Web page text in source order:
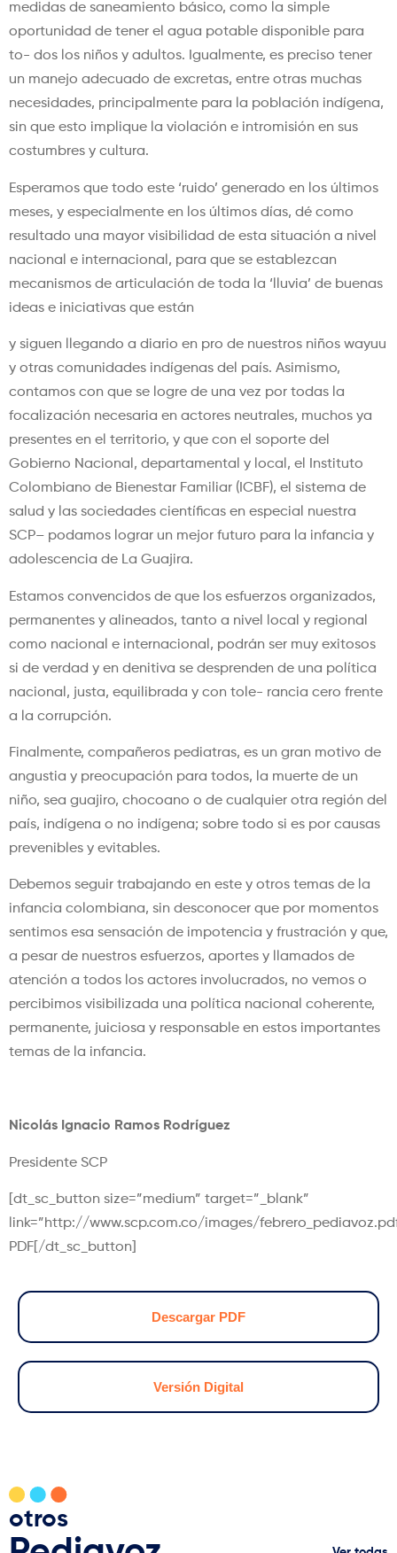
medidas de saneamiento básico, como la simple
oportunidad de tener el agua potable disponible para
to- dos los niños y adultos. Igualmente, es preciso tener
un manejo adecuado de excretas, entre otras muchas
necesidades, principalmente para la población indígena,
sin que esto implique la violación e intromisión en sus
costumbres y cultura.
Esperamos que todo este ‘ruido’ generado en los últimos
meses, y especialmente en los últimos días, dé como
resultado una mayor visibilidad de esta situación a nivel
nacional e internacional, para que se establezcan
mecanismos de articulación de toda la ‘lluvia’ de buenas
ideas e iniciativas que están
y siguen llegando a diario en pro de nuestros niños wayuu
y otras comunidades indígenas del país. Asimismo,
contamos con que se logre de una vez por todas la
focalización necesaria en actores neutrales, muchos ya
presentes en el territorio, y que con el soporte del
Gobierno Nacional, departamental y local, el Instituto
Colombiano de Bienestar Familiar (ICBF), el sistema de
salud y las sociedades científicas en especial nuestra
SCP– podamos lograr un mejor futuro para la infancia y
adolescencia de La Guajira.
Estamos convencidos de que los esfuerzos organizados,
permanentes y alineados, tanto a nivel local y regional
como nacional e internacional, podrán ser muy exitosos
si de verdad y en denitiva se desprenden de una política
nacional, justa, equilibrada y con tole- rancia cero frente
a la corrupción.
Finalmente, compañeros pediatras, es un gran motivo de
angustia y preocupación para todos, la muerte de un
niño, sea guajiro, chocoano o de cualquier otra región del
país, indígena o no indígena; sobre todo si es por causas
prevenibles y evitables.
Debemos seguir trabajando en este y otros temas de la
infancia colombiana, sin desconocer que por momentos
sentimos esa sensación de impotencia y frustración y que,
a pesar de nuestros esfuerzos, aportes y llamados de
atención a todos los actores involucrados, no vemos o
percibimos visibilizada una política nacional coherente,
permanente, juiciosa y responsable en estos importantes
temas de la infancia.
Nicolás Ignacio Ramos Rodríguez
Presidente SCP
[dt_sc_button size=”medium” target=”_blank”
link=”http://www.scp.com.co/images/
PDF[/dt_sc_button]
Descargar PDF
Versión Digital
otros